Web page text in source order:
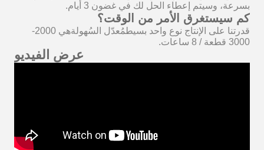
بسرعة، وسيتم إعطاء الحل لك في غضون 3 أيام.
كم سيستغرق الأمر من الوقت؟
قدرتنا على الإنتاج نوع واحد بسيطمُعدّل السُهولة
هي 2000-
3000 قطعة / 8 ساعات.
عرض الفيديو